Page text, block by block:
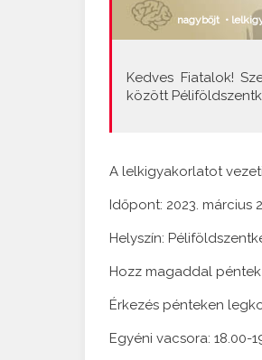
nagyböjt•
Kedves Fiatalok!
között
A lelkigyakorlatot
Időpont: 2023. március
Helyszín:
Hozz magaddal
Érkezés pénteken
Egyéni vacsora: 18.00-